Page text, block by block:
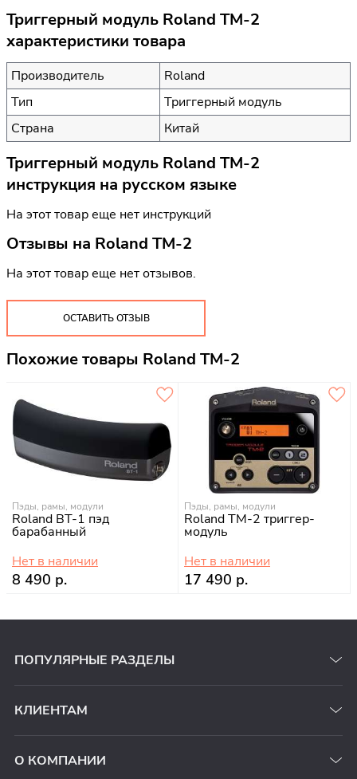
Триггерный модуль Roland TM-2
характеристики товара
Производитель
Roland
Тип
Триггерный модуль
Страна
Китай
Триггерный модуль Roland TM-2
инструкция на русском языке
На этот товар еще нет инструкций
Отзывы на Roland TM-2
На этот товар еще нет отзывов.
ОСТАВИТЬ ОТЗЫВ
Похожие товары Roland TM-2
Пэды, рамы, модули
Roland BT-1 пэд
барабанный
Нет в наличии
8 490 р.
Пэды, рамы, модули
Roland TM-2 триггер-
модуль
Нет в наличии
17 490 р.
ПОПУЛЯРНЫЕ РАЗДЕЛЫ
КЛИЕНТАМ
О КОМПАНИИ